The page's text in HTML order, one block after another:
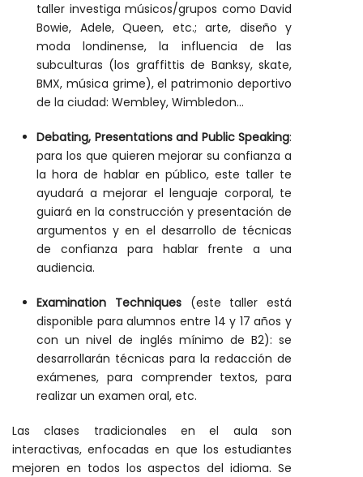
taller investiga músicos/grupos como David
Bowie, Adele, Queen, etc.; arte, diseño y
moda londinense, la influencia de las
subculturas (los graffittis de Banksy, skate,
BMX, música grime), el patrimonio deportivo
de la ciudad: Wembley, Wimbledon...
Debating, Presentations and Public Speaking:
para los que quieren mejorar su confianza a
la hora de hablar en público, este taller te
ayudará a mejorar el lenguaje corporal, te
guiará en la construcción y presentación de
argumentos y en el desarrollo de técnicas
de confianza para hablar frente a una
audiencia.
Examination Techniques(este taller está
disponible para alumnos entre 14 y 17 años y
con un nivel de inglés mínimo de B2): se
desarrollarán técnicas para la redacción de
exámenes, para comprender textos, para
realizar un examen oral, etc.
Las clases tradicionales en el aula son
interactivas, enfocadas en que los estudiantes
mejoren en todos los aspectos del idioma. Se